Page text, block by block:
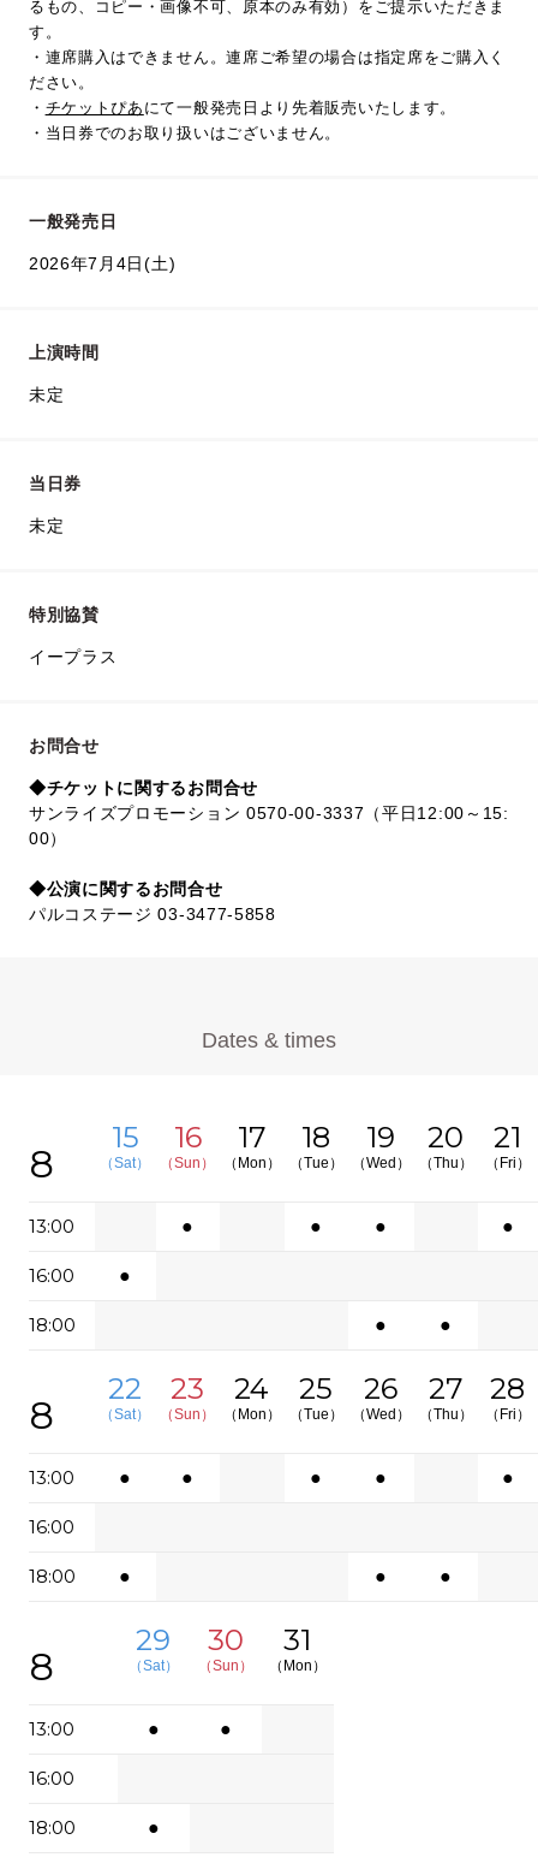
るもの、コピー・画像不可、原本のみ有効）をご提示いただきま
す。
・連席購入はできません。連席ご希望の場合は指定席をご購入く
ださい。
・ チケットぴあ にて一般発売日より先着販売いたします。
・当日券でのお取り扱いはございません。
一般発売日
2026年7月4日(土)
上演時間
未定
当日券
未定
特別協賛
イープラス
お問合せ
◆チケットに関するお問合せ
サンライズプロモーション 0570-00-3337（平日12:00～15:
00）
◆公演に関するお問合せ
パルコステージ 03-3477-5858
Dates & times
8
15
（Sat）
16
（Sun）
17
（Mon）
18
（Tue）
19
（Wed）
20
（Thu）
21
（Fri）
13:00 ● ● ● ●
16:00 ●
18:00 ● ●
8
22
（Sat）
23
（Sun）
24
（Mon）
25
（Tue）
26
（Wed）
27
（Thu）
28
（Fri）
13:00 ● ● ● ● ●
16:00
18:00 ● ● ●
8
29
（Sat）
30
（Sun）
31
（Mon）
13:00 ● ●
16:00
18:00 ●